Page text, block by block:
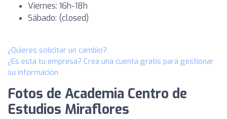
Viernes: 16h-18h
Sábado: (closed)
¿Quieres solicitar un cambio?
¿Es esta tu empresa? Crea una cuenta gratis para gestionar
su información
Fotos de Academia Centro de
Estudios Miraflores